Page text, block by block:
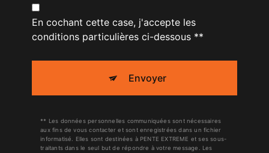
En cochant cette case, j'accepte les
conditions particulières ci-dessous **
Envoyer
** Les données personnelles communiquées sont nécessaires
aux fins de vous contacter et sont enregistrées dans un fichier
informatisé. Elles sont destinées à PENTE EXTREME et ses sous-
traitants dans le seul but de répondre à votre message. Les